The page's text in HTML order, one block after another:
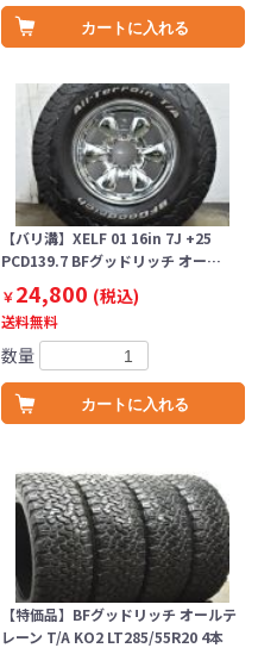
カートに入れる
【バリ溝】XELF 01 16in 7J +25
PCD139.7 BFグッドリッチ オー…
￥24,800 (税込)
送料無料
数量
カートに入れる
【特価品】BFグッドリッチ オールテ
レーン T/A KO2 LT285/55R20 4本